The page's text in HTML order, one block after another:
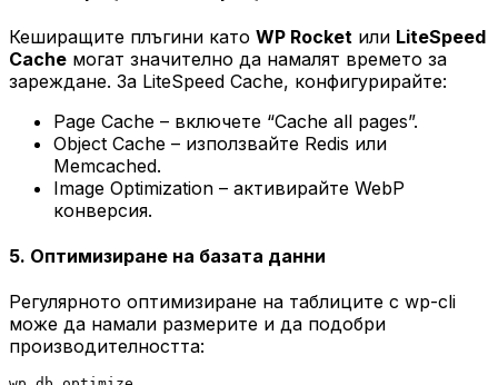
Кеширащите плъгини като WP Rocket или LiteSpeed
Cache могат значително да намалят времето за
зареждане. За LiteSpeed Cache, конфигурирайте:
Page Cache – включете “Cache all pages”.
Object Cache – използвайте Redis или
Memcached.
Image Optimization – активирайте WebP
конверсия.
5. Оптимизиране на базата данни
Регулярното оптимизиране на таблиците с wp-cli
може да намали размерите и да подобри
производителността: